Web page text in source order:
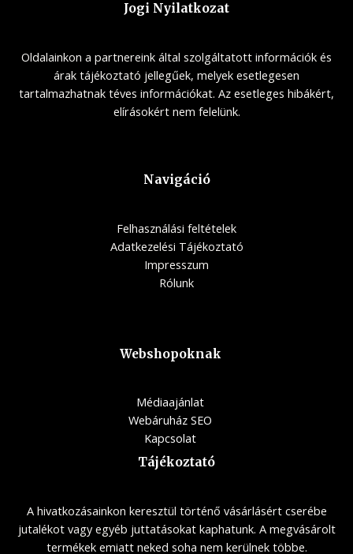
Jogi Nyilatkozat
Oldalainkon a partnereink által szolgáltatott információk és
árak tájékoztató jellegűek, melyek esetlegesen
tartalmazhatnak téves információkat. Az esetleges hibákért,
elírásokért nem felelünk.
Navigáció
Felhasználási feltételek
Adatkezelési Tájékoztató
Impresszum
Rólunk
Webshopoknak
Médiaajánlat
Webáruház SEO
Kapcsolat
Tájékoztató
A hivatkozásainkon keresztül történő vásárlásért cserébe
jutalékot vagy egyéb juttatásokat kaphatunk. A megvásárolt
termékek emiatt neked soha nem kerülnek többe.